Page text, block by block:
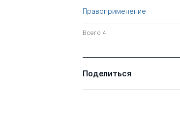
Всего 4
Правоприменение
Всего 4
Поделиться